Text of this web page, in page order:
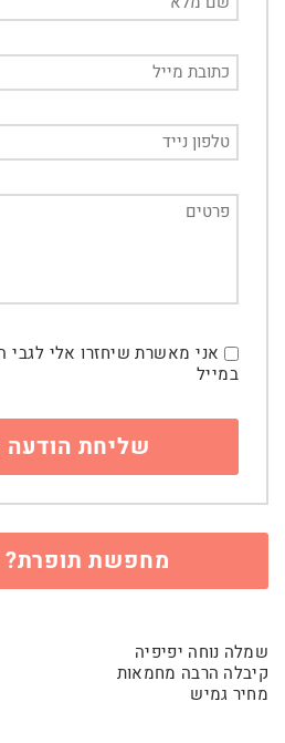
אני מאשרת שיחזרו אלי לגבי
במייל
מחפשת תופרת?
שמלה נוחה יפיפיה
קיבלה הרבה מחמאות
מחיר גמיש